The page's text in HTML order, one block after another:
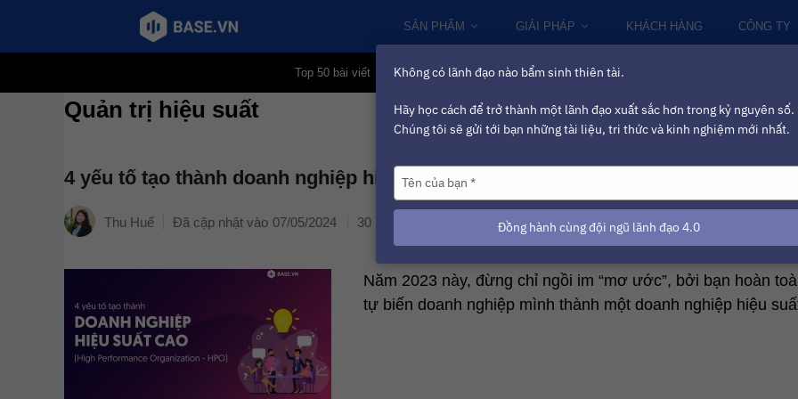
SẢN PHẨM GIẢI PHÁP KHÁCH HÀNG CÔNG TY
Top 50 bài viết Chuyển đổi số Tri thức cho nhà lãnh đạo Kinh
Quản trị hiệu suất
4 yếu tố tạo thành doanh nghiệp hiệu suất cao (HPO – High Performance
Thu Huế 07/05/2024 30
Năm 2023 này, đừng chỉ ngồi im “mơ ước”, bởi bạn hoàn
tự biến doanh nghiệp mình thành một doanh nghiệp hiệu
Không có lãnh đạo nào bẩm sinh thiên tài.
Hãy học cách để trở thành một lãnh đạo xuất sắc hơn trong kỷ nguyên số.
Chúng tôi sẽ gửi tới bạn những tài liệu, tri thức và kinh nghiệm mới nhất.
Type
your
name
Đồng hành cùng đội ngũ lãnh đạo 4.0